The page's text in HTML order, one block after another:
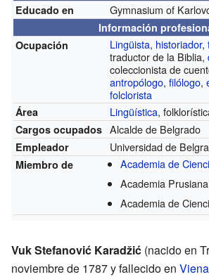
Educado en
Gymnasium of
Información
Ocupación
Lingüista, historiador,
traductor de la Biblia,
coleccionista de
antropólogo,filólogo,
folclorista
Área Lingüística,
Cargos ocupados Alcalde de Belgrado
Empleador Universidad de
Miembro de
Academia de
Academia
Academia de
Vuk Stefanović Karadžić (nacido en
noviembre de 1787 y fallecido en Viena